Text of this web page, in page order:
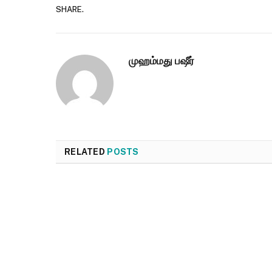
SHARE.
முஹம்மது பஷீர்
RELATED POSTS